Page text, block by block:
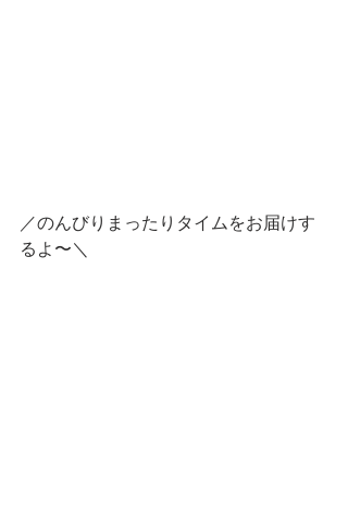
／のんびりまったりタイムをお届けす
るよ〜＼